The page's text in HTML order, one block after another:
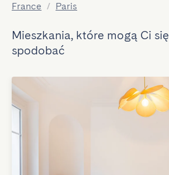
France / Paris
Mieszkania, które mogą Ci się
spodobać